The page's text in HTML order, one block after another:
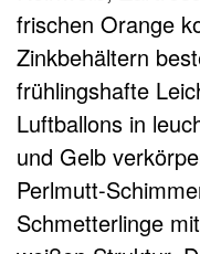
frischen Orange
Zinkbehältern
frühlingshafte
Luftballons in
und Gelb
Perlmutt-
Schmetterlinge